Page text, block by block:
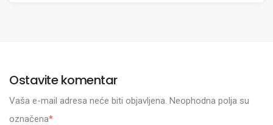
Ostavite komentar
Vaša e-mail adresa neće biti objavljena. Neophodna polja su
označena*